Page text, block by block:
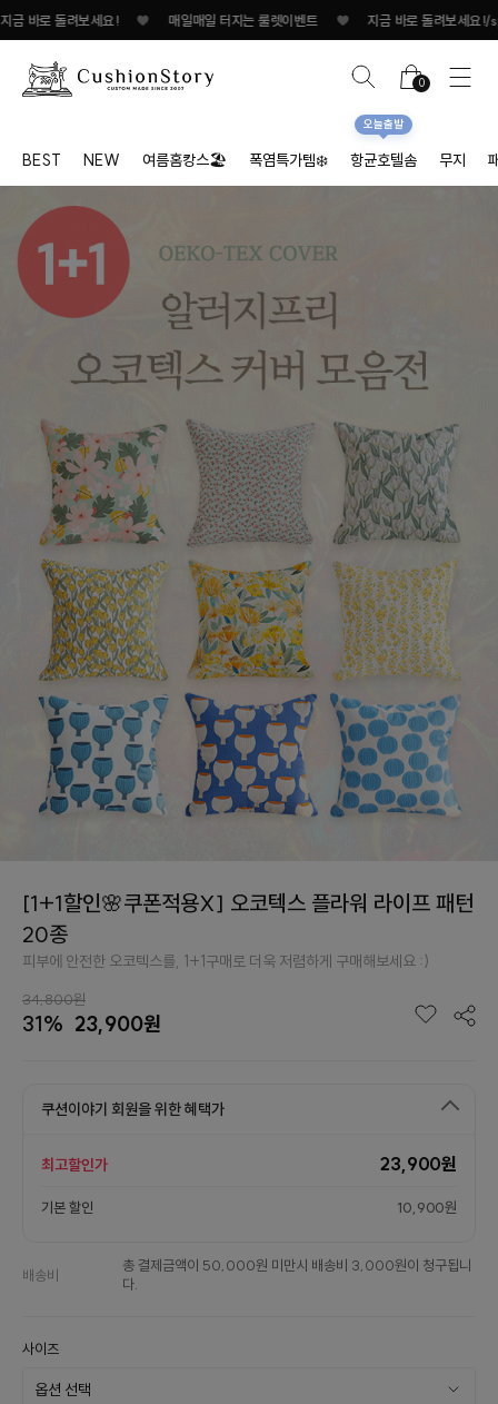
매일매일 터지는 룰렛이벤트 ♥ 지금 바로 돌려보세요! ♥ 매일매일 터지는 룰렛
0
BEST NEW 여름홈캉스🏖 폭염특가템❄️ 항균호텔솜
오늘출발
무지
[1+1할인🌸쿠폰적용X] 오코텍스 플라워 라이프 패턴
20종
피부에 안전한 오코텍스를, 1+1구매로 더욱 저렴하게 구매해보세요 :)
34,800원
31% 23,900원
쿠션이야기 회원을 위한 혜택가
최고할인가 23,900원
기본 할인 10,900원
배송비
총 결제금액이 50,000원 미만시 배송비 3,000원이 청구됩니
다.
사이즈